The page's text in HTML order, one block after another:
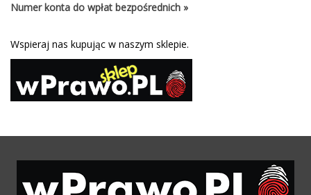
Numer konta do wpłat bezpośrednich »
Wspieraj nas kupując w naszym sklepie.